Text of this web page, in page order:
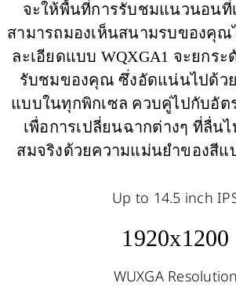
จะให้พื้นที่การรับชมแนวนอนที่
สามารถมองเห็นสนามรบของคุ
ละเอียดแบบ WQXGA1 จะยกร
รับชมของคุณ ซึ่งอัดแน่นไปด้ว
แบบในทุกพิกเซล ควบคู่ไปกับอัต
เพื่อการเปลี่ยนฉากต่างๆ ที่ลื่น
สมจริงด้วยความแม่นยำของสีแบ
Up to 14.5 inch
1920x1200
WUXGA Resolution